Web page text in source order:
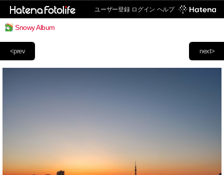
ユーザー登録 ログイン ヘルプ
Snowy Album
next>
<prev